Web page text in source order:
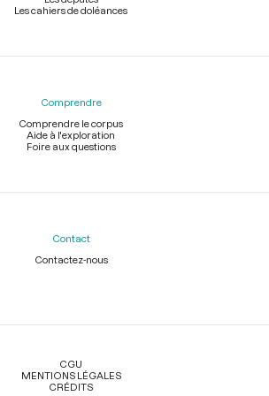
Les cahiers de doléances
Comprendre
Comprendre le corpus
Aide à l'exploration
Foire aux questions
Contact
Contactez-nous
CGU
MENTIONS LÉGALES
CRÉDITS